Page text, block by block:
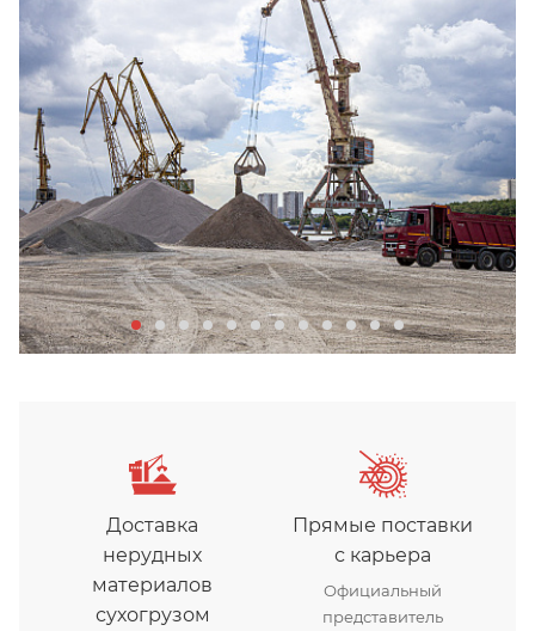
Доставка
нерудных
материалов
сухогрузом
Прямые поставки
с карьера
Официальный
представитель